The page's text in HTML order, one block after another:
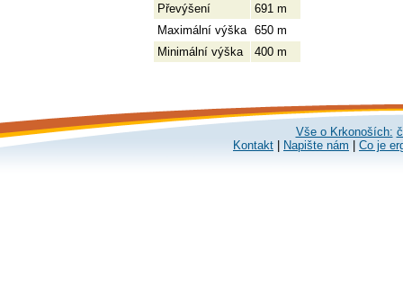
Převýšení
691 m
Maximální výška 650 m
Minimální výška
400 m
Vše o Krkonoších:
Kontakt
Napište nám Co je